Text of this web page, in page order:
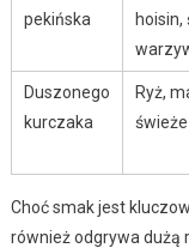
pekińska
hoisin,
Duszonego
kurczaka
Ryż,
świeże
Choć smak jest
również odgrywa dużą